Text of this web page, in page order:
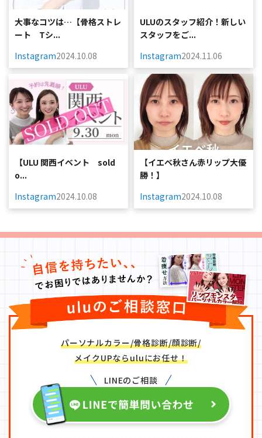
大事なコツは…⁡⁡【骨格ストレ
ート Tシ...
Instagram2024.10.08
ULUのスタッフ紹介！新しい
スタッフをご...
Instagram2024.11.06
⁡⁡【ULU 関西イベント sold
o...
Instagram2024.10.08
⁡【イエベ秋さん赤リップ大優
勝！】
Instagram2024.10.08
パーソナルカラー/骨格診断/顔診断/
メイクUPならuluにお任せ！
LINEのご相談